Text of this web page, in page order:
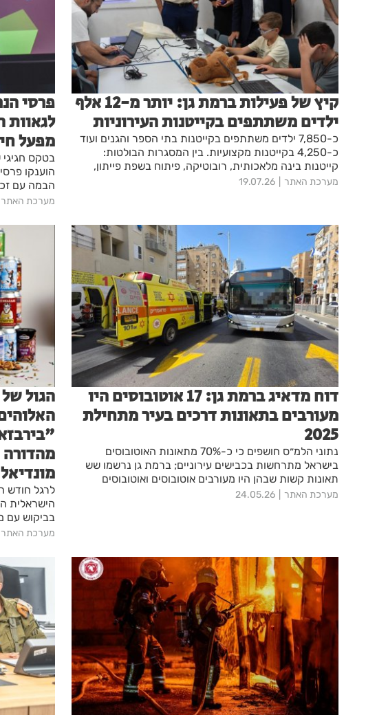
קיץ של פעילות ברמת גן: יותר מ-12 אלף
ילדים משתתפים בקייטנות העירוניות
כ-7,850 ילדים משתתפים בקייטנות בתי הספר והגנים ועוד
כ-4,250 בקייטנות מקצועיות. בין המסגרות הבולטות:
קייטנות בינה מלאכותית, רובוטיקה, פיתוח בשפת פייתון,
ספורט, אמנות ויזמות – כולן בסבסוד עירוני משמעותי.
מערכת האתר 19.07.26
מפעל
בטקס
הבמה עם
מפעל חיים,
הגאה
מערכת האתר
דוח מדאיג ברמת גן: 17 אוטובוסים היו
מעורבים בתאונות דרכים בעיר מתחילת
2025
נתוני הלמ״ס חושפים כי כ-70% מתאונות האוטובוסים
בישראל מתרחשות בכבישים עירוניים; ברמת גן נרשמו שש
תאונות קשות שבהן היו מעורבים אוטובוסים ואוטובוסים
זעירים
מערכת האתר 24.05.26
מהדורה
מונדיאל 2026
לרגל חודש
הישראלית
הנבחרות
מערכת האתר